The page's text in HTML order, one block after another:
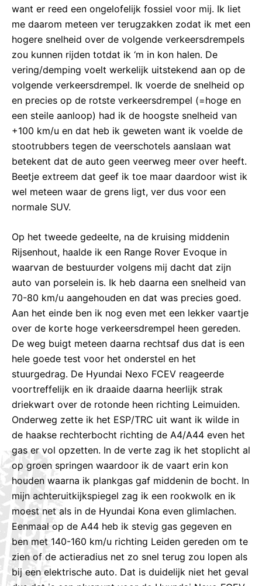
want er reed een ongelofelijk fossiel voor mij. Ik liet
me daarom meteen ver terugzakken zodat ik met een
hogere snelheid over de volgende verkeersdrempels
zou kunnen rijden totdat ik ‘m in kon halen. De
vering/demping voelt werkelijk uitstekend aan op de
volgende verkeersdrempel. Ik voerde de snelheid op
en precies op de rotste verkeersdrempel (=hoge en
een steile aanloop) had ik de hoogste snelheid van
+100 km/u en dat heb ik geweten want ik voelde de
stootrubbers tegen de veerschotels aanslaan wat
betekent dat de auto geen veerweg meer over heeft.
Beetje extreem dat geef ik toe maar daardoor wist ik
wel meteen waar de grens ligt, ver dus voor een
normale SUV.
Op het tweede gedeelte, na de kruising middenin
Rijsenhout, haalde ik een Range Rover Evoque in
waarvan de bestuurder volgens mij dacht dat zijn
auto van porselein is. Ik heb daarna een snelheid van
70-80 km/u aangehouden en dat was precies goed.
Aan het einde ben ik nog even met een lekker vaartje
over de korte hoge verkeersdrempel heen gereden.
De weg buigt meteen daarna rechtsaf dus dat is een
hele goede test voor het onderstel en het
stuurgedrag. De Hyundai Nexo FCEV reageerde
voortreffelijk en ik draaide daarna heerlijk strak
driekwart over de rotonde heen richting Leimuiden.
Onderweg zette ik het ESP/TRC uit want ik wilde in
de haakse rechterbocht richting de A4/A44 even het
gas er vol opzetten. In de verte zag ik het stoplicht al
op groen springen waardoor ik de vaart erin kon
houden waarna ik plankgas gaf middenin de bocht. In
mijn achteruitkijkspiegel zag ik een rookwolk en ik
moest net als in de Hyundai Kona even glimlachen.
Eenmaal op de A44 heb ik stevig gas gegeven en
ben met 140-160 km/u richting Leiden gereden om te
zien of de actieradius net zo snel terug zou lopen als
bij een elektrische auto. Dat is duidelijk niet het geval